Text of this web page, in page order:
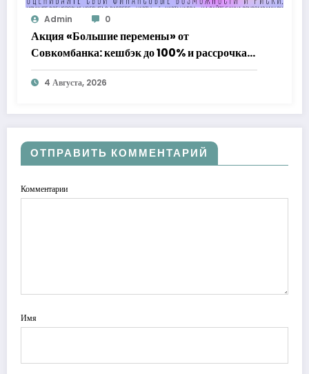
Admin 0
Акция «Большие перемены» от
Совкомбанка: кешбэк до 100% и рассрочка
до 24 месяцев с «Халвой»
4 Августа, 2026
ОТПРАВИТЬ КОММЕНТАРИЙ
Комментарии
Имя